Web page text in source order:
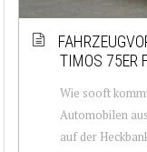
TIMOS 75ER
Wie sooft
Automobilen
auf der